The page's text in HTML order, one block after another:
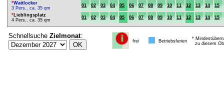
*Wattlocker
3 Pers., ca. 35 qm
01 02 03 04 05 06 07 08 09 10 11 12 13 14
15
* Lieblingsplatz
4 Pers., ca. 35 qm
01 02 03 04 05 06 07 08 09 10 11 12 13 14 15
Schnellsuche Zielmonat:
frei Betriebsferien
*
zu diesem